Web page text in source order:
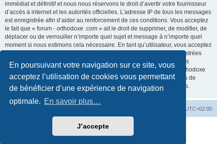
En poursuivant votre navigation sur ce site, vous
acceptez l’utilisation de cookies vous permettant
de bénéficier d’une expérience de navigation
optimale. En savoir plus…
J’accepte
immédiat et définitif et nous nous réservons le droit d’avertir votre fournisseur
d’accès à internet et les autorités officielles. L’adresse IP de tous les messages
est enregistrée afin d’aider au renforcement de ces conditions. Vous acceptez
le fait que « forum - orthodoxe .com » ait le droit de supprimer, de modifier, de
déplacer ou de verrouiller n’importe quel sujet et message à n’importe quel
moment si nous estimons cela nécessaire. En tant qu’utilisateur, vous acceptez
que toutes les informations que vous avez renseignées soient enregistrées
dans notre base de données. Bien que ces informations ne seront pas
diffusées à une tierce partie sans votre consentement, ni « forum - orthodoxe
.com », ni phpBB, ne pourront être tenus comme responsables en cas de
tentative de piratage informatique visant à compromettre vos données.
UTC+02:00
phpBB® Forum Software © phpBB Limited
©